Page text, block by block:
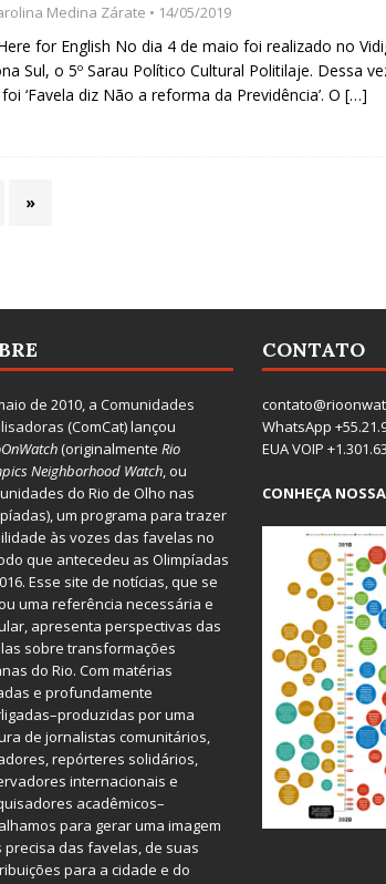
Medina Zárate • 14/05/2019
for English No dia 4 de maio foi realizado no
Sul, o 5º Sarau Político Cultural Politilaje. Dessa
‘Favela diz Não a reforma da Previdência’. O […]
»
de 2010, a Comunidades
(ComCat) lançou
(originalmente Rio
Neighborhood Watch, ou
do Rio de Olho nas
um programa para trazer
às vozes das favelas no
que antecedeu as Olimpíadas
Esse site de notícias, que se
uma referência necessária e
apresenta perspectivas das
sobre transformações
do Rio. Com matérias
e profundamente
por uma
de jornalistas comunitários,
repórteres solidários,
internacionais e
acadêmicos–
para gerar uma imagem
precisa das favelas, de suas
para a cidade e do
CONTATO
WhatsApp
EUA VOIP
CONHEÇA